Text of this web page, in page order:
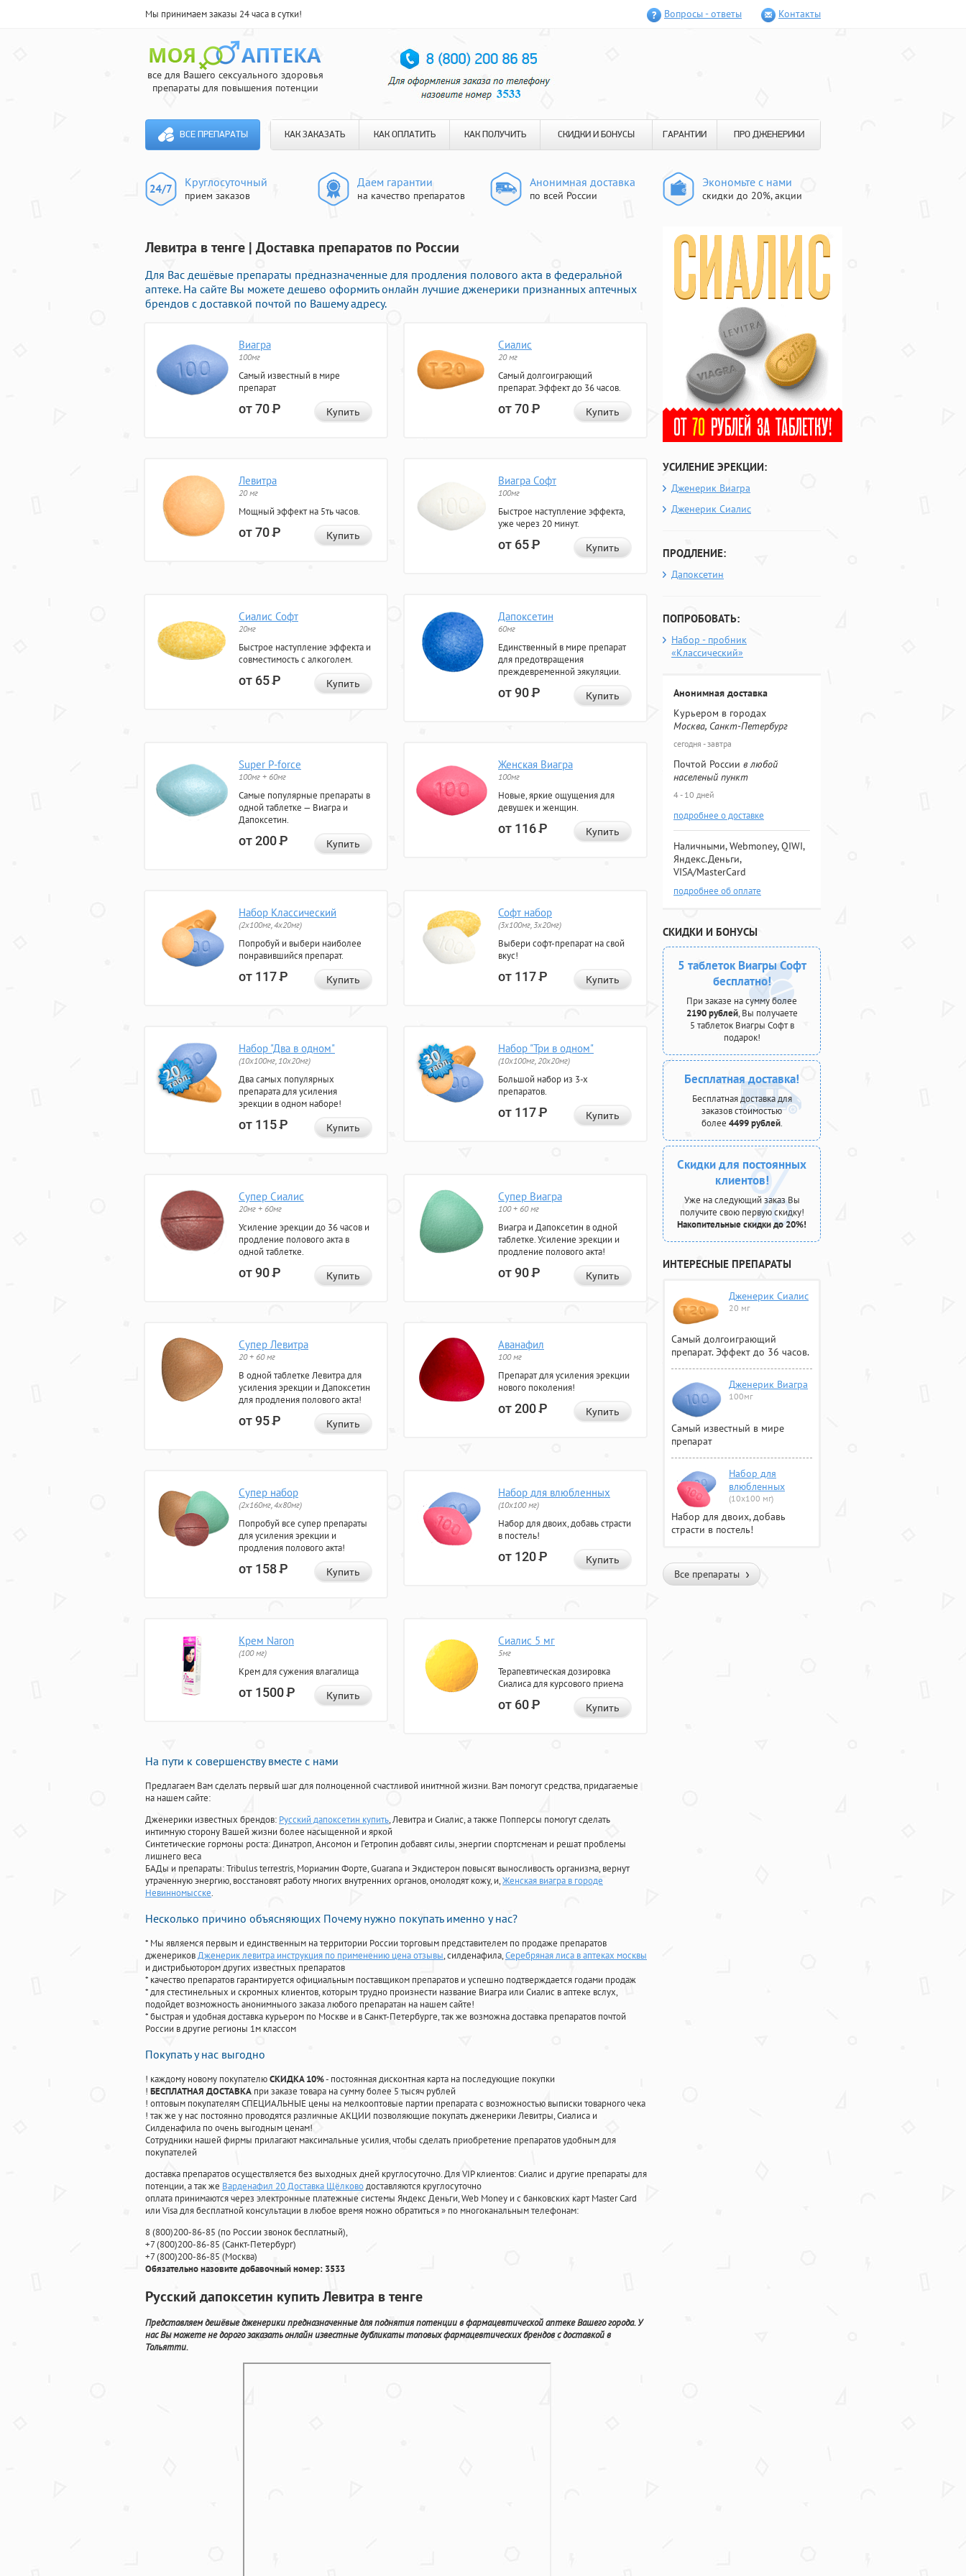
Мы принимаем заказы 24 часа в сутки! Вопросы - ответы Контакты
все для Вашего сексуального здоровья
препараты для повышения потенции
ВСЕ ПРЕПАРАТЫ КАК ЗАКАЗАТЬ КАК ОПЛАТИТЬ КАК ПОЛУЧИТЬ СКИДКИ И БОНУСЫ ГАРАНТИИ ПРО ДЖЕНЕРИКИ
Круглосуточный
прием заказов
Даем гарантии
на качество препаратов
Анонимная доставка
по всей России
Экономьте с нами
скидки до 20%, акции
Левитра в тенге | Доставка препаратов по России
Для Вас дешёвые препараты предназначенные для продления полового акта в федеральной
аптеке. На сайте Вы можете дешево оформить онлайн лучшие дженерики признанных аптечных
брендов с доставкой почтой по Вашему адресу.
Виагра
100мг
Самый известный в мире
препарат
от 70Р Купить
Сиалис
20 мг
Самый долгоиграющий
препарат. Эффект до 36 часов.
от 70Р Купить
Левитра
20 мг
Мощный эффект на 5ть часов.
от 70Р Купить
Виагра Софт
100мг
Быстрое наступление эффекта,
уже через 20 минут.
от 65Р Купить
Сиалис Софт
20мг
Быстрое наступление эффекта и
совместимость с алкоголем.
от 65Р Купить
Дапоксетин
60мг
Единственный в мире препарат
для предотвращения
преждевременной эякуляции.
от 90Р Купить
Super P-force
100мг + 60мг
Самые популярные препараты в
одной таблетке — Виагра и
Дапоксетин.
от 200Р Купить
Женская Виагра
100мг
Новые, яркие ощущения для
девушек и женщин.
от 116Р Купить
Набор Классический
(2x100мг, 4x20мг)
Попробуй и выбери наиболее
понравившийся препарат.
от 117Р Купить
Софт набор
(3x100мг, 3x20мг)
Выбери софт-препарат на свой
вкус!
от 117Р Купить
Набор "Два в одном"
(10x100мг, 10x20мг)
Два самых популярных
препарата для усиления
эрекции в одном наборе!
от 115Р Купить
Набор "Три в одном"
(10x100мг, 20x20мг)
Большой набор из 3-х
препаратов.
от 117Р Купить
Супер Сиалис
20мг + 60мг
Усиление эрекции до 36 часов и
продление полового акта в
одной таблетке.
от 90Р Купить
Супер Виагра
100 + 60 мг
Виагра и Дапоксетин в одной
таблетке. Усиление эрекции и
продление полового акта!
от 90Р Купить
Супер Левитра
20 + 60 мг
В одной таблетке Левитра для
усиления эрекции и Дапоксетин
для продления полового акта!
от 95Р Купить
Аванафил
100 мг
Препарат для усиления эрекции
нового поколения!
от 200Р Купить
Супер набор
(2х160мг, 4х80мг)
Попробуй все супер препараты
для усиления эрекции и
продления полового акта!
от 158Р Купить
Набор для влюбленных
(10х100 мг)
Набор для двоих, добавь страсти
в постель!
от 120Р Купить
Крем Naron
(100 мг)
Крем для сужения влагалища
от 1500Р Купить
Сиалис 5 мг
5мг
Терапевтическая дозировка
Сиалиса для курсового приема
от 60Р Купить
На пути к совершенству вместе с нами
Предлагаем Вам сделать первый шаг для полноценной счастливой инитмной жизни. Вам помогут средства, придагаемые
на нашем сайте:
Дженерики известных брендов: Русский дапоксетин купить, Левитра и Сиалис, а также Попперсы помогут сделать
интимную сторону Вашей жизни более насыщенной и яркой
Синтетические гормоны роста: Динатроп, Ансомон и Гетропин добавят силы, энергии спортсменам и решат проблемы
лишнего веса
БАДы и препараты:Tribulus terrestris, Мориамин Форте, Guarana и Экдистерон повысят выносливость организма, вернут
утраченную энергию, восстановят работу многих внутренних органов, омолодят кожу, и,Женская виагра в городе
Невинномысске.
Несколько причино объясняющих Почему нужно покупать именно у нас?
* Мы являемся первым и единственным на территории России торговым представителем по продаже препаратов
дженериковДженерик левитра инструкция по применению цена отзывы, силденафила,Серебряная лиса в аптеках москвы
и дистрибьютором других известных препаратов
* качество препаратов гарантируется официальным поставщиком препаратов и успешно подтверждается годами продаж
* для стестинельных и скромных клиентов, которым трудно произнести название Виагра или Сиалис в аптеке вслух,
подойдет возможность анонимныого заказа любого препаратан на нашем сайте!
* быстрая и удобная доставка курьером по Москве и в Санкт-Петербурге, так же возможна доставка препаратов почтой
России в другие регионы 1м классом
Покупать у нас выгодно
! каждому новому покупателюСКИДКА 10%- постоянная дисконтная карта на последующие покупки
! БЕСПЛАТНАЯ ДОСТАВКА при заказе товара на сумму более 5 тысяч рублей
! оптовым покупателям СПЕЦИАЛЬНЫЕ цены на мелкооптовые партии препарата с возможностью выписки товарного чека
! так же у нас постоянно проводятся различные АКЦИИ позволяющие покупать дженерики Левитры, Сиалиса и
Силденафила по очень выгодным ценам!
Cотрудники нашей фирмы прилагают максимальные усилия, чтобы сделать приобретение препаратов удобным для
покупателей
доставка препаратов осуществляется без выходных дней круглосуточно. Для VIP клиентов: Сиалис и другие препараты для
потенции, а так же Варденафил 20 Доставка Щёлководоставляются круглосуточно
оплата принимаются через электронные платежные системы Яндекс Деньги, Web Money и с банковских карт Master Card
или Visa для бесплатной консультации в любое время можно обратиться» по многоканальным телефонам:
8(800)200-86-85 (по России звонок бесплатный),
+7(800)200-86-85 (Санкт-Петербург)
+7(800)200-86-85 (Москва)
Обязательно назовите добавочный номер: 3533
Русский дапоксетин купить Левитра в тенге
Представляем дешёвые дженерики предназначенные для поднятия потенции в фармацевтической аптеке Вашего города. У
нас Вы можете не дорого заказать онлайн известные дубликаты топовых фармацевтических брендов с доставкой в
Тольятти.
УСИЛЕНИЕ ЭРЕКЦИИ:
Дженерик Виагра
Дженерик Сиалис
ПРОДЛЕНИЕ:
Дапоксетин
ПОПРОБОВАТЬ:
Набор - пробник
«Классический»
Анонимная доставка
Курьером в городах
Москва, Санкт-Петербург
сегодня - завтра
Почтой России в любой
населеный пункт
4 - 10 дней
подробнее о доставке
Наличными, Webmoney, QIWI,
Яндекс.Деньги,
VISA/MasterCard
подробнее об оплате
СКИДКИ И БОНУСЫ
5 таблеток Виагры Софт
бесплатно!
При заказе на сумму более
2190 рублей, Вы получаете
5 таблеток Виагры Софт в
подарок!
Бесплатная доставка!
Бесплатная доставка для
заказов стоимостью
более 4499 рублей.
Скидки для постоянных
клиентов!
Уже на следующий заказ Вы
получите свою первую скидку!
Накопительные скидки до 20%!
ИНТЕРЕСНЫЕ ПРЕПАРАТЫ
Дженерик Сиалис
20 мг
Самый долгоиграющий
препарат. Эффект до 36 часов.
Дженерик Виагра
100мг
Самый известный в мире
препарат
Набор для
влюбленных
(10х100 мг)
Набор для двоих, добавь
страсти в постель!
Все препараты